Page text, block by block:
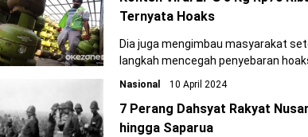
Ternyata Hoaks
Dia juga mengimbau masyarakat
langkah mencegah penyebaran
Nasional 10 April 2024
7 Perang Dahsyat Rakyat
hingga Saparua